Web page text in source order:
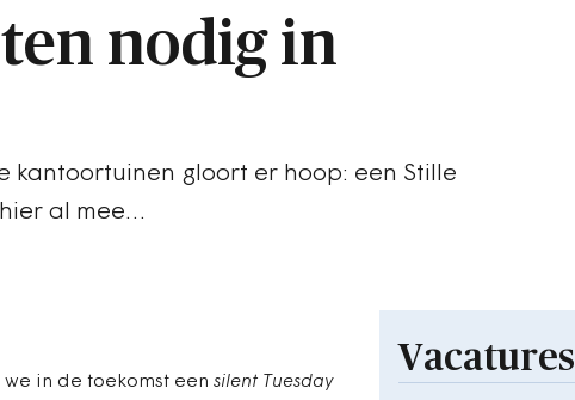
nodig in
kantoortuinen gloort er hoop: een Stille
al mee…
in de toekomst een silent Tuesday
Vacatures